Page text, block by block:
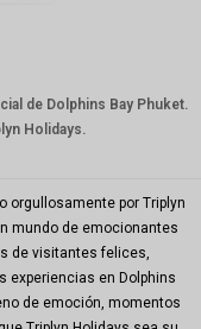
de Dolphins Bay Phuket.
Holidays.
orgullosamente por Triplyn
mundo de emocionantes
de visitantes felices,
experiencias en Dolphins
de emoción, momentos